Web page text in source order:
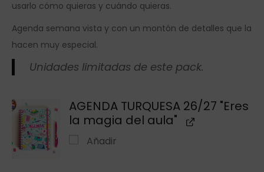
usarlo cómo quieras y cuándo quieras.
Agenda semana vista y con un montón de detalles que la
hacen muy especial.
Unidades limitadas de este pack.
AGENDA TURQUESA 26/27 "Eres
la magia del aula"
Añadir